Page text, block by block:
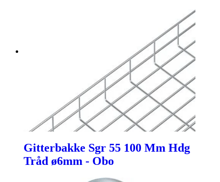
Gitterbakke Sgr 55 100 Mm Hdg
Tråd ø6mm - Obo